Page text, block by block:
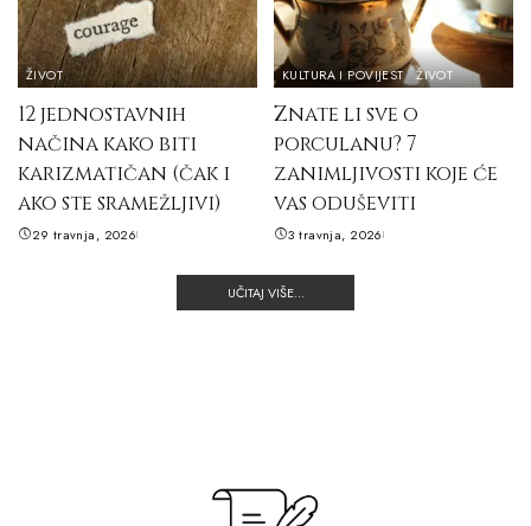
ŽIVOT
12 jednostavnih
načina kako biti
karizmatičan (čak i
ako ste sramežljivi)
29 travnja, 2026
KULTURA I POVIJEST ŽIVOT
Znate li sve o
porculanu? 7
zanimljivosti koje će
vas oduševiti
3 travnja, 2026
UČITAJ VIŠE...